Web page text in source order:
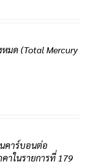
มด (Total Mercury
นคาร์บอนต่อ
าในรายการที่ 179